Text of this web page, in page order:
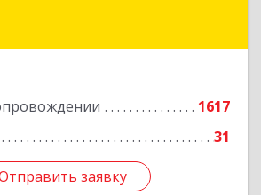
1617
31
заявку
г, Кржижановского ул, дом №
заявку